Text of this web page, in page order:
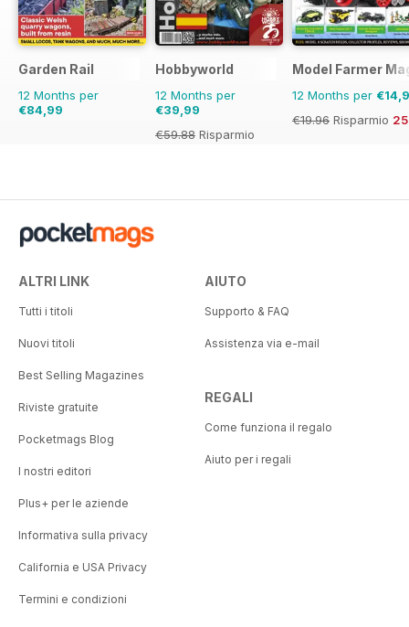
Garden Rail
12 Months per
€84,99
Hobbyworld
12 Months per
€39,99
€59.88 Risparmio
Model Farmer
12 Months per
€19.96 Risparmio
ALTRI LINK
Tutti i titoli
Nuovi titoli
Best Selling Magazines
Riviste gratuite
Pocketmags Blog
I nostri editori
Plus+ per le aziende
Informativa sulla privacy
California e USA Privacy
Termini e condizioni
AIUTO
Supporto & FAQ
Assistenza via e-mail
REGALI
Come funziona il regalo
Aiuto per i regali